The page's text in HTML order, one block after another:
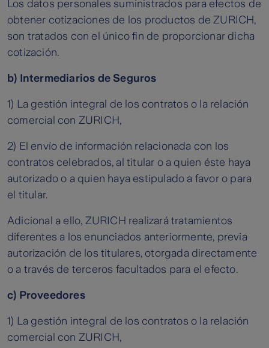
Los datos personales suministrados para efectos de
obtener cotizaciones de los productos de ZURICH,
son tratados con el único fin de proporcionar dicha
cotización.
b) Intermediarios de Seguros
1) La gestión integral de los contratos o la relación
comercial con ZURICH,
2) El envío de información relacionada con los
contratos celebrados, al titular o a quien éste haya
autorizado o a quien haya estipulado a favor o para
el titular.
Adicional a ello, ZURICH realizará tratamientos
diferentes a los enunciados anteriormente, previa
autorización de los titulares, otorgada directamente
o a través de terceros facultados para el efecto.
c) Proveedores
1) La gestión integral de los contratos o la relación
comercial con ZURICH,